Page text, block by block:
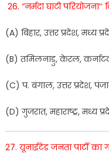
26. “नर्मदाघाटीपरियोजना‘‘
(A) बिहार,उत्तरप्रदेश,मध्यप्र
(B)तमिलनाडु,केरल,
(C)प.बंगाल,उत्तरप्रदेश,
(D)गुजरात,महाराष्ट्र,मध्य
27. यूनाईटेडजनतापार्टीका